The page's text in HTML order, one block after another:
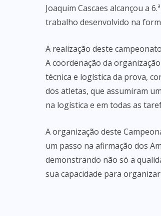
Joaquim Cascaes alcançou a
trabalho desenvolvido na
A realização deste
A coordenação da
técnica e logística da prova,
dos atletas, que assumiram
na logística e em todas as
A organização deste
um passo na afirmação dos
demonstrando não só a
sua capacidade para